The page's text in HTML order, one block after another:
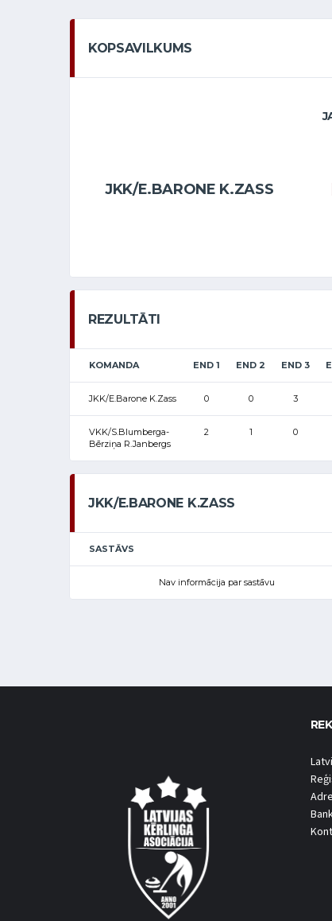
KOPSAVILKUMS
JKK/E.BARONE K.ZASS
REZULTĀTI
KOMANDA END 1 END 2 END 3
JKK/E.Barone K.Zass 0 0 3
VKK/S.Blumberga-
Bērziņa R.Janbergs
2 1 0
JKK/E.BARONE K.ZASS
SASTĀVS
Nav informācija par sastāvu